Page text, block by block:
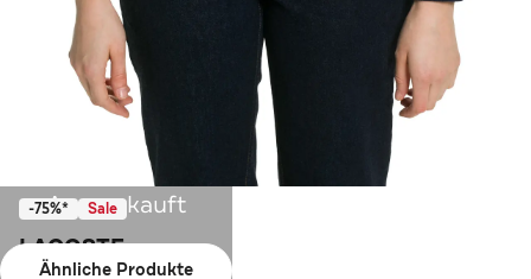
Ausverkauft
Ähnliche Produkte
-75%* Sale
LACOSTE
Sweatshirt nachtblau